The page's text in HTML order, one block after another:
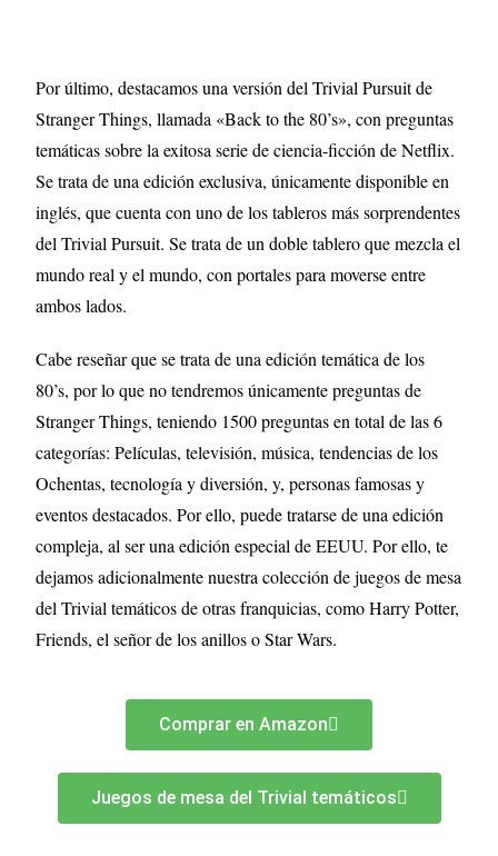
Por último, destacamos una versión del Trivial Pursuit de
Stranger Things, llamada «Back to the 80’s», con preguntas
temáticas sobre la exitosa serie de ciencia-ficción de Netflix.
Se trata de una edición exclusiva, únicamente disponible en
inglés, que cuenta con uno de los tableros más sorprendentes
del Trivial Pursuit. Se trata de un doble tablero que mezcla el
mundo real y el mundo, con portales para moverse entre
ambos lados.
Cabe reseñar que se trata de una edición temática de los
80’s, por lo que no tendremos únicamente preguntas de
Stranger Things, teniendo 1500 preguntas en total de las 6
categorías: Películas, televisión, música, tendencias de los
Ochentas, tecnología y diversión, y, personas famosas y
eventos destacados. Por ello, puede tratarse de una edición
compleja, al ser una edición especial de EEUU. Por ello, te
dejamos adicionalmente nuestra colección de juegos de mesa
del Trivial temáticos de otras franquicias, como Harry Potter,
Friends, el señor de los anillos o Star Wars.
Comprar en Amazon
Juegos de mesa del Trivial temáticos